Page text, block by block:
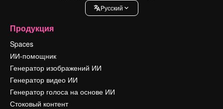
Pусский
Продукция
Spaces
ИИ-помощник
Генератор изображений ИИ
Генератор видео ИИ
Генератор голоса на основе ИИ
Стоковый контент